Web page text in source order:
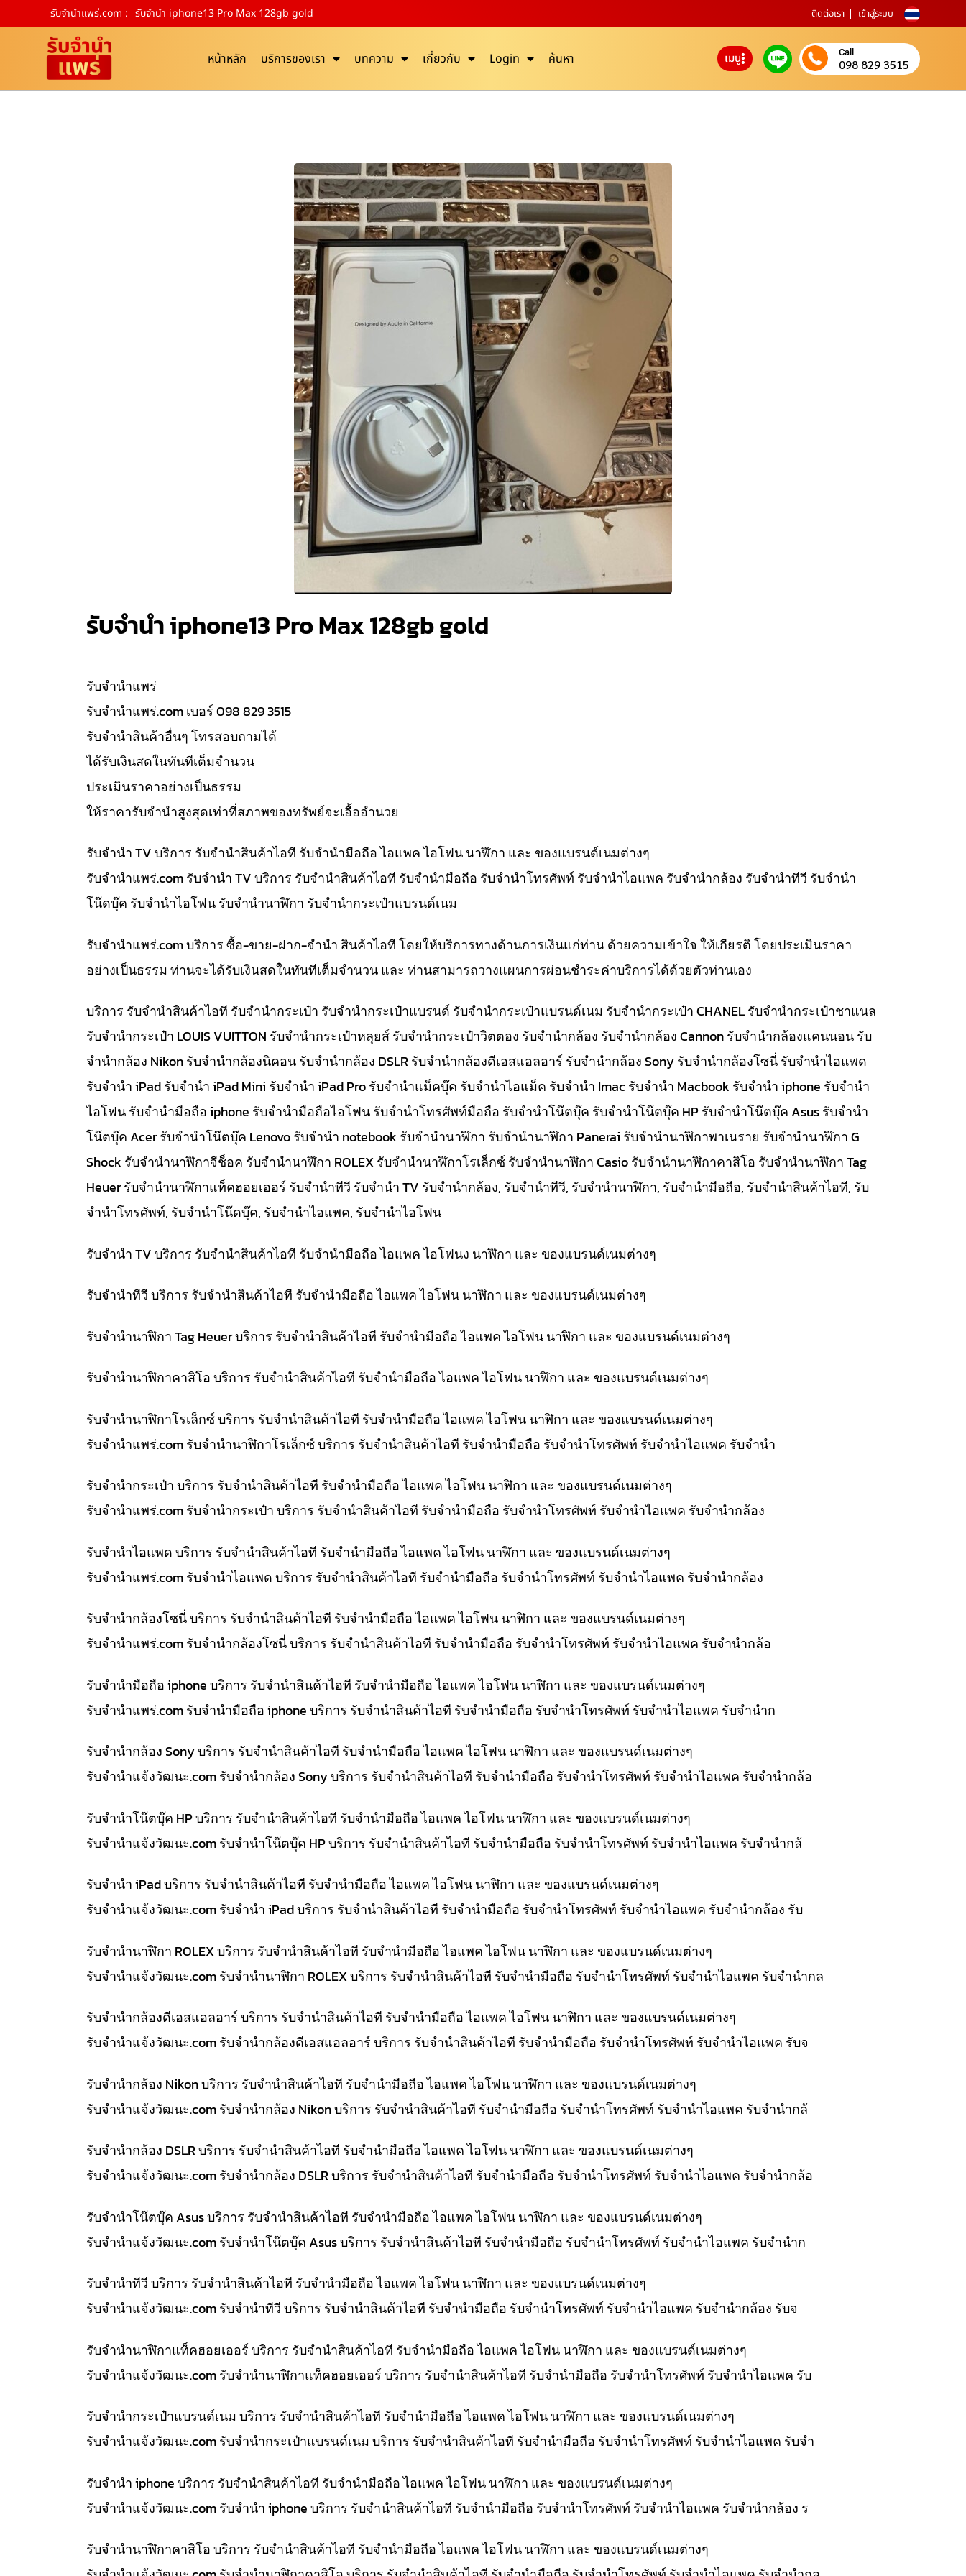
รับจํานําแพร่.com : รับจำนำ iphone13 Pro Max 128gb gold ติดต่อเรา เข้าสู่ระบบ
หน้าหลัก บริการของเรา บทความ เกี่ยวกับ Login ค้นหา เมนู Call
098 829 3515
รับจำนำ iphone13 Pro Max 128gb gold
รับจํานำแพร่
รับจํานําแพร่.com เบอร์ 098 829 3515
รับจำนำสินค้าอื่นๆ โทรสอบถามได้
ได้รับเงินสดในทันทีเต็มจำนวน
ประเมินราคาอย่างเป็นธรรม
ให้ราคารับจำนำสูงสุดเท่าที่สภาพของทรัพย์จะเอื้ออำนวย
รับจำนำ TV บริการ รับจำนำสินค้าไอที รับจำนำมือถือ ไอแพค ไอโฟน นาฬิกา และ ของแบรนด์เนมต่างๆ
รับจํานําแพร่.com รับจำนำ TV บริการ รับจำนำสินค้าไอที รับจำนำมือถือ รับจำนำโทรศัพท์ รับจำนำไอแพค รับจำนำกล้อง รับจำนำทีวี รับจำนำ
โน๊ดบุ๊ค รับจำนำไอโฟน รับจำนำนาฬิกา รับจำนำกระเป๋าแบรนด์เนม
รับจํานําแพร่.com บริการ ซื้อ-ขาย-ฝาก-จำนำ สินค้าไอที โดยให้บริการทางด้านการเงินแก่ท่าน ด้วยความเข้าใจ ให้เกียรติ โดยประเมินราคา
อย่างเป็นธรรม ท่านจะได้รับเงินสดในทันทีเต็มจำนวน และ ท่านสามารถวางแผนการผ่อนชำระค่าบริการได้ด้วยตัวท่านเอง
บริการ รับจำนำสินค้าไอที รับจำนำกระเป๋า รับจำนำกระเป๋าแบรนด์ รับจำนำกระเป๋าแบรนด์เนม รับจำนำกระเป๋า CHANEL รับจำนำกระเป๋าชาแนล
รับจำนำกระเป๋า LOUIS VUITTON รับจำนำกระเป๋าหลุยส์ รับจำนำกระเป๋าวิตตอง รับจำนำกล้อง รับจำนำกล้อง Cannon รับจำนำกล้องแคนนอน รับ
จำนำกล้อง Nikon รับจำนำกล้องนิคอน รับจำนำกล้อง DSLR รับจำนำกล้องดีเอสแอลอาร์ รับจำนำกล้อง Sony รับจำนำกล้องโซนี่ รับจำนำไอแพด
รับจำนำ iPad รับจำนำ iPad Mini รับจำนำ iPad Pro รับจำนำแม็คบุ๊ค รับจำนำไอแม็ค รับจำนำ Imac รับจำนำ Macbook รับจำนำ iphone รับจำนำ
ไอโฟน รับจำนำมือถือ iphone รับจำนำมือถือไอโฟน รับจำนำโทรศัพท์มือถือ รับจำนำโน๊ตบุ๊ค รับจำนำโน๊ตบุ๊ค HP รับจำนำโน๊ตบุ๊ค Asus รับจำนำ
โน๊ตบุ๊ค Acer รับจำนำโน๊ตบุ๊ค Lenovo รับจำนำ notebook รับจำนำนาฬิกา รับจำนำนาฬิกา Panerai รับจำนำนาฬิกาพาเนราย รับจำนำนาฬิกา G
Shock รับจำนำนาฬิกาจีช็อค รับจำนำนาฬิกา ROLEX รับจำนำนาฬิกาโรเล็กซ์ รับจำนำนาฬิกา Casio รับจำนำนาฬิกาคาสิโอ รับจำนำนาฬิกา Tag
Heuer รับจำนำนาฬิกาแท็คฮอยเออร์ รับจำนำทีวี รับจำนำ TV รับจำนำกล้อง, รับจำนำทีวี, รับจำนำนาฬิกา, รับจำนำมือถือ, รับจำนำสินค้าไอที, รับ
จำนำโทรศัพท์, รับจำนำโน๊ดบุ๊ค, รับจำนำไอแพค, รับจำนำไอโฟน
รับจำนำ TV บริการ รับจำนำสินค้าไอที รับจำนำมือถือ ไอแพค ไอโฟนง นาฬิกา และ ของแบรนด์เนมต่างๆ
รับจำนำทีวี บริการ รับจำนำสินค้าไอที รับจำนำมือถือ ไอแพค ไอโฟน นาฬิกา และ ของแบรนด์เนมต่างๆ
รับจำนำนาฬิกา Tag Heuer บริการ รับจำนำสินค้าไอที รับจำนำมือถือ ไอแพค ไอโฟน นาฬิกา และ ของแบรนด์เนมต่างๆ
รับจำนำนาฬิกาคาสิโอ บริการ รับจำนำสินค้าไอที รับจำนำมือถือ ไอแพค ไอโฟน นาฬิกา และ ของแบรนด์เนมต่างๆ
รับจำนำนาฬิกาโรเล็กซ์ บริการ รับจำนำสินค้าไอที รับจำนำมือถือ ไอแพค ไอโฟน นาฬิกา และ ของแบรนด์เนมต่างๆ
รับจํานําแพร่.com รับจำนำนาฬิกาโรเล็กซ์ บริการ รับจำนำสินค้าไอที รับจำนำมือถือ รับจำนำโทรศัพท์ รับจำนำไอแพค รับจำนำ
รับจำนำกระเป๋า บริการ รับจำนำสินค้าไอที รับจำนำมือถือ ไอแพค ไอโฟน นาฬิกา และ ของแบรนด์เนมต่างๆ
รับจํานําแพร่.com รับจำนำกระเป๋า บริการ รับจำนำสินค้าไอที รับจำนำมือถือ รับจำนำโทรศัพท์ รับจำนำไอแพค รับจำนำกล้อง
รับจำนำไอแพด บริการ รับจำนำสินค้าไอที รับจำนำมือถือ ไอแพค ไอโฟน นาฬิกา และ ของแบรนด์เนมต่างๆ
รับจํานําแพร่.com รับจำนำไอแพด บริการ รับจำนำสินค้าไอที รับจำนำมือถือ รับจำนำโทรศัพท์ รับจำนำไอแพค รับจำนำกล้อง
รับจำนำกล้องโซนี่ บริการ รับจำนำสินค้าไอที รับจำนำมือถือ ไอแพค ไอโฟน นาฬิกา และ ของแบรนด์เนมต่างๆ
รับจํานําแพร่.com รับจำนำกล้องโซนี่ บริการ รับจำนำสินค้าไอที รับจำนำมือถือ รับจำนำโทรศัพท์ รับจำนำไอแพค รับจำนำกล้อ
รับจำนำมือถือ iphone บริการ รับจำนำสินค้าไอที รับจำนำมือถือ ไอแพค ไอโฟน นาฬิกา และ ของแบรนด์เนมต่างๆ
รับจํานําแพร่.com รับจำนำมือถือ iphone บริการ รับจำนำสินค้าไอที รับจำนำมือถือ รับจำนำโทรศัพท์ รับจำนำไอแพค รับจำนำก
รับจำนำกล้อง Sony บริการ รับจำนำสินค้าไอที รับจำนำมือถือ ไอแพค ไอโฟน นาฬิกา และ ของแบรนด์เนมต่างๆ
รับจํานําแจ้งวัฒนะ.com รับจำนำกล้อง Sony บริการ รับจำนำสินค้าไอที รับจำนำมือถือ รับจำนำโทรศัพท์ รับจำนำไอแพค รับจำนำกล้อ
รับจำนำโน๊ตบุ๊ค HP บริการ รับจำนำสินค้าไอที รับจำนำมือถือ ไอแพค ไอโฟน นาฬิกา และ ของแบรนด์เนมต่างๆ
รับจํานําแจ้งวัฒนะ.com รับจำนำโน๊ตบุ๊ค HP บริการ รับจำนำสินค้าไอที รับจำนำมือถือ รับจำนำโทรศัพท์ รับจำนำไอแพค รับจำนำกล้
รับจำนำ iPad บริการ รับจำนำสินค้าไอที รับจำนำมือถือ ไอแพค ไอโฟน นาฬิกา และ ของแบรนด์เนมต่างๆ
รับจํานําแจ้งวัฒนะ.com รับจำนำ iPad บริการ รับจำนำสินค้าไอที รับจำนำมือถือ รับจำนำโทรศัพท์ รับจำนำไอแพค รับจำนำกล้อง รับ
รับจำนำนาฬิกา ROLEX บริการ รับจำนำสินค้าไอที รับจำนำมือถือ ไอแพค ไอโฟน นาฬิกา และ ของแบรนด์เนมต่างๆ
รับจํานําแจ้งวัฒนะ.com รับจำนำนาฬิกา ROLEX บริการ รับจำนำสินค้าไอที รับจำนำมือถือ รับจำนำโทรศัพท์ รับจำนำไอแพค รับจำนำกล
รับจำนำกล้องดีเอสแอลอาร์ บริการ รับจำนำสินค้าไอที รับจำนำมือถือ ไอแพค ไอโฟน นาฬิกา และ ของแบรนด์เนมต่างๆ
รับจํานําแจ้งวัฒนะ.com รับจำนำกล้องดีเอสแอลอาร์ บริการ รับจำนำสินค้าไอที รับจำนำมือถือ รับจำนำโทรศัพท์ รับจำนำไอแพค รับจ
รับจำนำกล้อง Nikon บริการ รับจำนำสินค้าไอที รับจำนำมือถือ ไอแพค ไอโฟน นาฬิกา และ ของแบรนด์เนมต่างๆ
รับจํานําแจ้งวัฒนะ.com รับจำนำกล้อง Nikon บริการ รับจำนำสินค้าไอที รับจำนำมือถือ รับจำนำโทรศัพท์ รับจำนำไอแพค รับจำนำกล้
รับจำนำกล้อง DSLR บริการ รับจำนำสินค้าไอที รับจำนำมือถือ ไอแพค ไอโฟน นาฬิกา และ ของแบรนด์เนมต่างๆ
รับจํานําแจ้งวัฒนะ.com รับจำนำกล้อง DSLR บริการ รับจำนำสินค้าไอที รับจำนำมือถือ รับจำนำโทรศัพท์ รับจำนำไอแพค รับจำนำกล้อ
รับจำนำโน๊ตบุ๊ค Asus บริการ รับจำนำสินค้าไอที รับจำนำมือถือ ไอแพค ไอโฟน นาฬิกา และ ของแบรนด์เนมต่างๆ
รับจํานําแจ้งวัฒนะ.com รับจำนำโน๊ตบุ๊ค Asus บริการ รับจำนำสินค้าไอที รับจำนำมือถือ รับจำนำโทรศัพท์ รับจำนำไอแพค รับจำนำก
รับจำนำทีวี บริการ รับจำนำสินค้าไอที รับจำนำมือถือ ไอแพค ไอโฟน นาฬิกา และ ของแบรนด์เนมต่างๆ
รับจํานําแจ้งวัฒนะ.com รับจำนำทีวี บริการ รับจำนำสินค้าไอที รับจำนำมือถือ รับจำนำโทรศัพท์ รับจำนำไอแพค รับจำนำกล้อง รับจ
รับจำนำนาฬิกาแท็คฮอยเออร์ บริการ รับจำนำสินค้าไอที รับจำนำมือถือ ไอแพค ไอโฟน นาฬิกา และ ของแบรนด์เนมต่างๆ
รับจํานําแจ้งวัฒนะ.com รับจำนำนาฬิกาแท็คฮอยเออร์ บริการ รับจำนำสินค้าไอที รับจำนำมือถือ รับจำนำโทรศัพท์ รับจำนำไอแพค รับ
รับจำนำกระเป๋าแบรนด์เนม บริการ รับจำนำสินค้าไอที รับจำนำมือถือ ไอแพค ไอโฟน นาฬิกา และ ของแบรนด์เนมต่างๆ
รับจํานําแจ้งวัฒนะ.com รับจำนำกระเป๋าแบรนด์เนม บริการ รับจำนำสินค้าไอที รับจำนำมือถือ รับจำนำโทรศัพท์ รับจำนำไอแพค รับจำ
รับจำนำ iphone บริการ รับจำนำสินค้าไอที รับจำนำมือถือ ไอแพค ไอโฟน นาฬิกา และ ของแบรนด์เนมต่างๆ
รับจํานําแจ้งวัฒนะ.com รับจำนำ iphone บริการ รับจำนำสินค้าไอที รับจำนำมือถือ รับจำนำโทรศัพท์ รับจำนำไอแพค รับจำนำกล้อง ร
รับจำนำนาฬิกาคาสิโอ บริการ รับจำนำสินค้าไอที รับจำนำมือถือ ไอแพค ไอโฟน นาฬิกา และ ของแบรนด์เนมต่างๆ